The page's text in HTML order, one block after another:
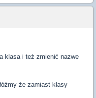
klasa i też zmienić nazwe
że zamiast klasy